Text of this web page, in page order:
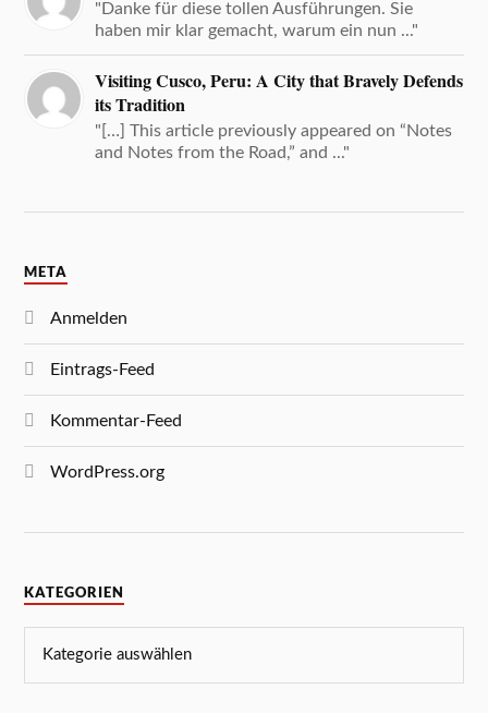
"Danke für diese tollen Ausführungen. Sie
haben mir klar gemacht, warum ein nun ..."
Visiting Cusco, Peru: A City that Bravely Defends
its Tradition
"[…] This article previously appeared on “Notes
and Notes from the Road,” and ..."
META
Anmelden
Eintrags-Feed
Kommentar-Feed
WordPress.org
KATEGORIEN